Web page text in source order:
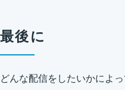
最後に
どんな配信をしたいかによ